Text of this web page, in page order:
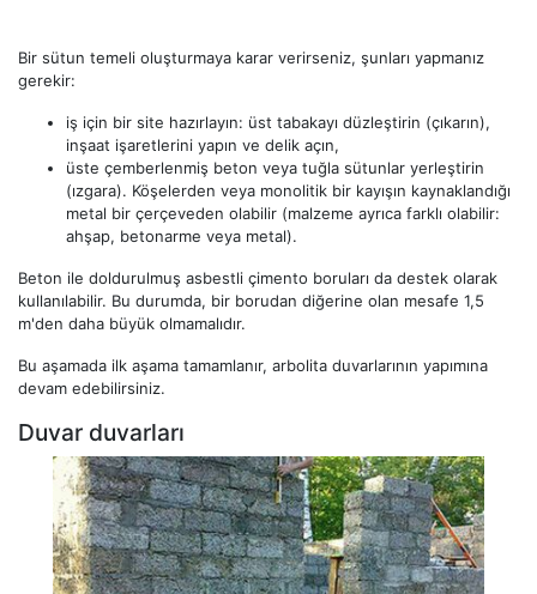
Bir sütun temeli oluşturmaya karar verirseniz, şunları yapmanız
gerekir:
iş için bir site hazırlayın: üst tabakayı düzleştirin (çıkarın),
inşaat işaretlerini yapın ve delik açın,
üste çemberlenmiş beton veya tuğla sütunlar yerleştirin
(ızgara). Köşelerden veya monolitik bir kayışın kaynaklandığı
metal bir çerçeveden olabilir (malzeme ayrıca farklı olabilir:
ahşap, betonarme veya metal).
Beton ile doldurulmuş asbestli çimento boruları da destek olarak
kullanılabilir. Bu durumda, bir borudan diğerine olan mesafe 1,5
m'den daha büyük olmamalıdır.
Bu aşamada ilk aşama tamamlanır, arbolita duvarlarının yapımına
devam edebilirsiniz.
Duvar duvarları